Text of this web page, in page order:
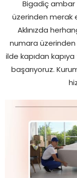
Bigadiç ambar
üzerinden merak
Aklınızda
numara üzerinden
ilde kapıdan
başarıyoruz.